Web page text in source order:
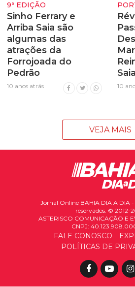
9ª EDIÇÃO
Sinho Ferrary e
Arriba Saia são
algumas das
atrações da
Forrojoada do
Pedrão
10 anos atrás
Saia
10
VEJA MAIS
Jornal Online BAHIA DIA A DIA -
reservados. © 2012-
ASTERISCO COMUNICAÇÃO E
CNPJ:
FALE CONOSCO
POLÍTICAS DE